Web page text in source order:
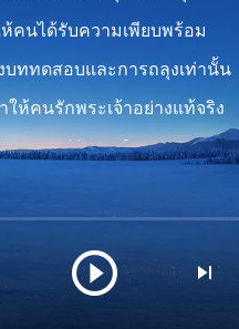
คนได้รับความเพียบพร้อม
บททดสอบและการถลุงเท่านั้น
ให้คนรักพระเจ้าอย่างแท้จริง
Verse 2
งเกิดขึ้นนับหลายร้อยครา
บผ่านบททดสอบมามากมาย
พวกเจ้าควรถูกถลุงเช่นกัน